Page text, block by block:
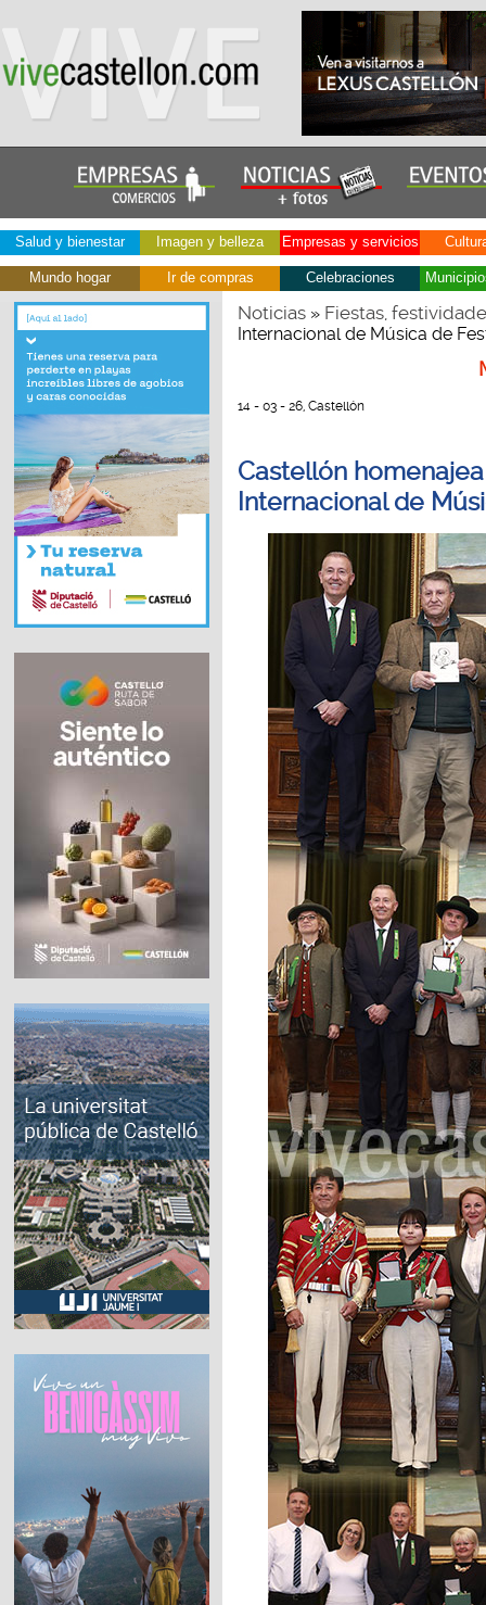
Salud y bienestar Imagen y belleza Empresas y servicios
Mundo hogar Ir de compras Celebraciones
Noticias» Fiestas,
Internacional de Música de
14 - 03 - 26, Castellón
Castellón
Internacional de